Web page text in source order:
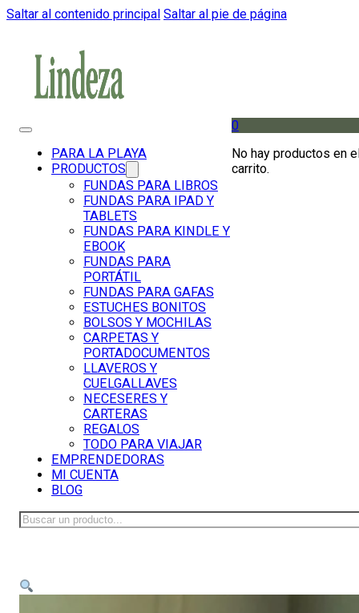
Saltar al contenido principal Saltar al pie de página
PARA LA PLAYA
PRODUCTOS
FUNDAS PARA LIBROS
FUNDAS PARA IPAD Y
TABLETS
FUNDAS PARA KINDLE Y
EBOOK
FUNDAS PARA
PORTÁTIL
FUNDAS PARA GAFAS
ESTUCHES BONITOS
BOLSOS Y MOCHILAS
CARPETAS Y
PORTADOCUMENTOS
LLAVEROS Y
CUELGALLAVES
NECESERES Y
CARTERAS
REGALOS
TODO PARA VIAJAR
EMPRENDEDORAS
MI CUENTA
BLOG
0
No hay productos en
carrito.
Buscar